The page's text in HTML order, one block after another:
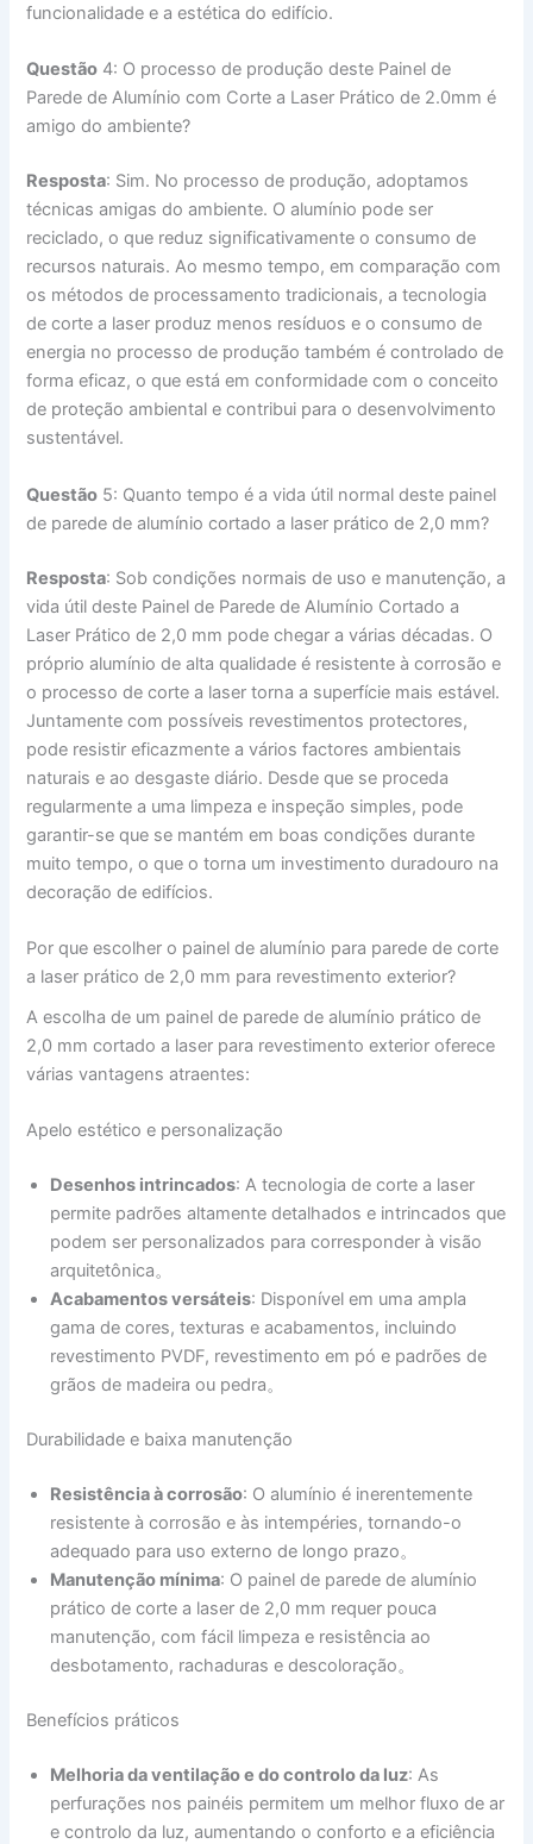
funcionalidade e a estética do edifício.
Questão 4: O processo de produção deste Painel de
Parede de Alumínio com Corte a Laser Prático de 2.0mm é
amigo do ambiente?
Resposta: Sim. No processo de produção, adoptamos
técnicas amigas do ambiente. O alumínio pode ser
reciclado, o que reduz significativamente o consumo de
recursos naturais. Ao mesmo tempo, em comparação com
os métodos de processamento tradicionais, a tecnologia
de corte a laser produz menos resíduos e o consumo de
energia no processo de produção também é controlado de
forma eficaz, o que está em conformidade com o conceito
de proteção ambiental e contribui para o desenvolvimento
sustentável.
Questão 5: Quanto tempo é a vida útil normal deste painel
de parede de alumínio cortado a laser prático de 2,0 mm?
Resposta: Sob condições normais de uso e manutenção, a
vida útil deste Painel de Parede de Alumínio Cortado a
Laser Prático de 2,0 mm pode chegar a várias décadas. O
próprio alumínio de alta qualidade é resistente à corrosão e
o processo de corte a laser torna a superfície mais estável.
Juntamente com possíveis revestimentos protectores,
pode resistir eficazmente a vários factores ambientais
naturais e ao desgaste diário. Desde que se proceda
regularmente a uma limpeza e inspeção simples, pode
garantir-se que se mantém em boas condições durante
muito tempo, o que o torna um investimento duradouro na
decoração de edifícios.
Por que escolher o painel de alumínio para parede de corte
a laser prático de 2,0 mm para revestimento exterior?
A escolha de um painel de parede de alumínio prático de
2,0 mm cortado a laser para revestimento exterior oferece
várias vantagens atraentes:
Apelo estético e personalização
Desenhos intrincados: A tecnologia de corte a laser
permite padrões altamente detalhados e intrincados que
podem ser personalizados para corresponder à visão
arquitetônica。
Acabamentos versáteis: Disponível em uma ampla
gama de cores, texturas e acabamentos, incluindo
revestimento PVDF, revestimento em pó e padrões de
grãos de madeira ou pedra。
Durabilidade e baixa manutenção
Resistência à corrosão: O alumínio é inerentemente
resistente à corrosão e às intempéries, tornando-o
adequado para uso externo de longo prazo。
Manutenção mínima: O painel de parede de alumínio
prático de corte a laser de 2,0 mm requer pouca
manutenção, com fácil limpeza e resistência ao
desbotamento, rachaduras e descoloração。
Benefícios práticos
Melhoria da ventilação e do controlo da luz: As
perfurações nos painéis permitem um melhor fluxo de ar
e controlo da luz, aumentando o conforto e a eficiência